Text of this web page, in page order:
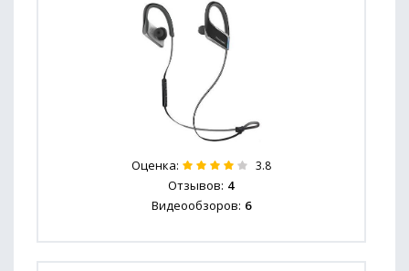
Оценка: 3.8
Отзывов: 4
Видеообзоров: 6